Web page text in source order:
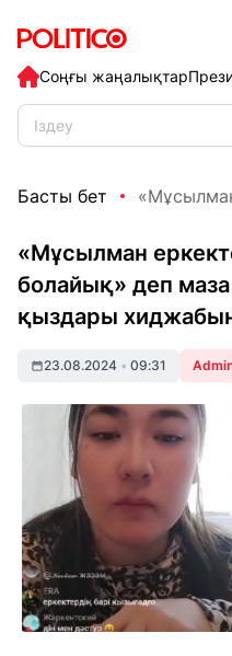
Соңғы жаңалықтар
Басты бет
«Мұсылман
болайық» деп
қыздары
23.08.2024 • 09:31